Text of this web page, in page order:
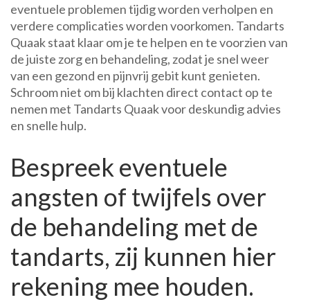
eventuele problemen tijdig worden verholpen en
verdere complicaties worden voorkomen. Tandarts
Quaak staat klaar om je te helpen en te voorzien van
de juiste zorg en behandeling, zodat je snel weer
van een gezond en pijnvrij gebit kunt genieten.
Schroom niet om bij klachten direct contact op te
nemen met Tandarts Quaak voor deskundig advies
en snelle hulp.
Bespreek eventuele
angsten of twijfels over
de behandeling met de
tandarts, zij kunnen hier
rekening mee houden.